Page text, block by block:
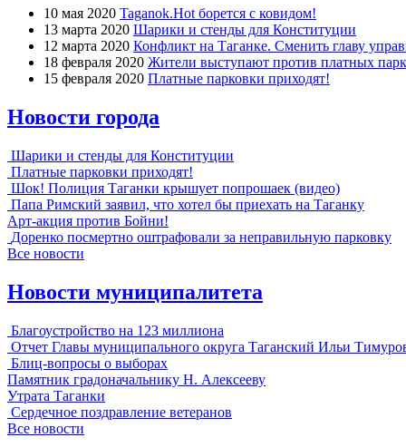
10 мая 2020 Taganok.Hot борется с ковидом!
13 марта 2020 Шарики и стенды для Конституции
12 марта 2020 Конфликт на Таганке. Сменить главу
18 февраля 2020 Жители выступают против платных
15 февраля 2020 Платные парковки приходят!
Новости города
Шарики и стенды для Конституции
Платные парковки приходят!
Шок! Полиция Таганки крышует попрошаек (видео)
Папа Римский заявил, что хотел бы приехать на Таганку
Арт-акция против Бойни!
Доренко посмертно оштрафовали за неправильную парковку
Все новости
Новости муниципалитета
Благоустройство на 123 миллиона
Отчет Главы муниципального округа Таганский Ильи
Блиц-вопросы о выборах
Памятник градоначальнику Н. Алексееву
Утрата Таганки
Сердечное поздравление ветеранов
Все новости